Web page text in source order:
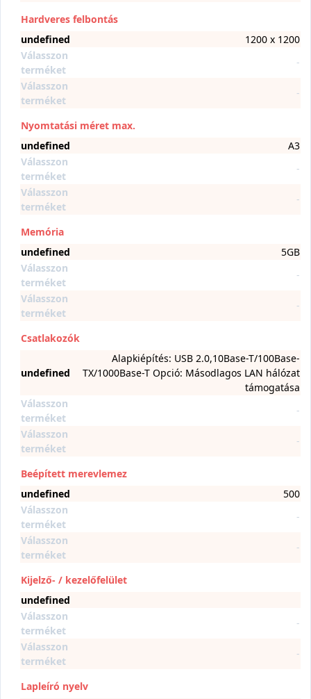
Hardveres felbontás
undefined
1200 x 1200
Válasszon
terméket
-
Válasszon
terméket
-
Nyomtatási méret max.
undefined
A3
Válasszon
terméket
-
Válasszon
terméket
-
Memória
undefined
5GB
Válasszon
terméket
-
Válasszon
terméket
-
Csatlakozók
undefined
Alapkiépítés: USB 2.0,10Base-T/100Base-
TX/1000Base-T Opció: Másodlagos LAN hálózat
támogatása
Válasszon
terméket
-
Válasszon
terméket
-
Beépített merevlemez
undefined
500
Válasszon
terméket
-
Válasszon
terméket
-
Kijelző- / kezelőfelület
undefined
Válasszon
terméket
-
Válasszon
terméket
-
Lapleíró nyelv